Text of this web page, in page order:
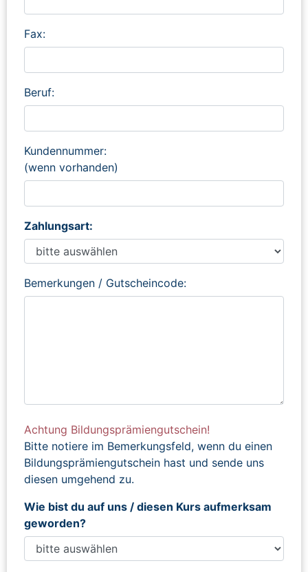
Fax:
Beruf:
Kundennummer:
(wenn vorhanden)
Zahlungsart:
Bemerkungen / Gutscheincode:
Achtung Bildungsprämiengutschein!
Bitte notiere im Bemerkungsfeld, wenn du einen
Bildungsprämiengutschein hast und sende uns
diesen umgehend zu.
Wie bist du auf uns / diesen Kurs aufmerksam
geworden?